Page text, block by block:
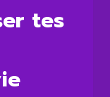
tes